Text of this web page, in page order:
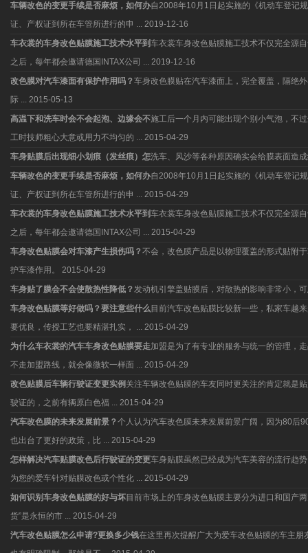
车辆改色的变更手续是否麻烦，如何办自2008年10月1日起实施的《机动车登记
证、产权证到所在车管所进行的申 ... 2019-12-16
车衣裳的车身改色贴膜施工技术水平到 车衣裳车身改色贴膜施工技术不仅完全源
之后，每年都会邀请德国INTAX公司 ... 2019-12-16
改色膜对汽车漆面有保护作用吗？车身改色膜贴在汽车漆面上，完全覆盖，隔绝
际 ... 2015-05-13
高温下和洗车时会不会起泡、边缘会不施工后一个月内可能出现个别小气泡，不
工时技师粗心大意或用力不均匀的 ... 2015-04-29
车身贴膜后出现细小划痕（发丝痕）怎洗车、风沙等各种原因确实会给膜表面造
车辆改色的变更手续是否麻烦，如何办自2008年10月1日起实施的《机动车登记
证、产权证到所在车管所进行的申 ... 2015-04-29
车衣裳的车身改色贴膜施工技术水平到 车衣裳车身改色贴膜施工技术不仅完全源
之后，每年都会邀请德国INTAX公司 ... 2015-04-29
车身改色贴膜会对车漆产生损伤吗？不会，改色膜产品是以物理覆盖的形式贴附
护车漆作用。
2015-04-29
车身贴了膜会不会使散热性降低？发动机引擎盖贴膜后，对散热的影响非常小，
车身改色贴膜等好做吗？要注意些什么目前汽车改色贴膜比较新一些，私家车越
要优良，传授工艺也要精湛扎实， ... 2015-04-29
为什么车衣裳的汽车车身改色贴膜要走加盟是为了有专业的服务与统一的管理，
不走加盟路线，就会像微软一样面 ... 2015-04-29
改色贴膜后车辆行驶证变更实例 关注车辆改色贴膜的车友同时更关注的肯定就是
驶证的，之前有辆原白色福 ... 2015-04-29
汽车改色膜的未来发展前景？个人认为汽车改色膜未来发展前景广阔，因为80后
也出台了更好的政策，比 ... 2015-04-29
怎样解决汽车贴膜改色后行驶证的变更车身贴膜虽然已经成为汽车美容的流行趋
为您的爱车针对贴膜改色或个性化 ... 2015-04-29
如何识别车身改色贴膜的好与坏目前市场上的车身改色贴膜主要分为进口和国产
货”是永恒的市 ... 2015-04-29
汽车改色贴膜怎么申请?更换多少钱在这里再次提醒广大为爱车改色贴膜的车主